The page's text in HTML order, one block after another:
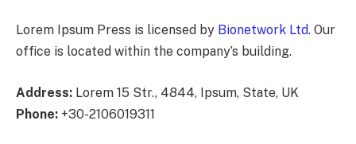
Lorem Ipsum Press is licensed by Bionetwork Ltd. Our
office is located within the company’s building.
Address: Lorem 15 Str., 4844, Ipsum, State, UK
Phone: +30-2106019311